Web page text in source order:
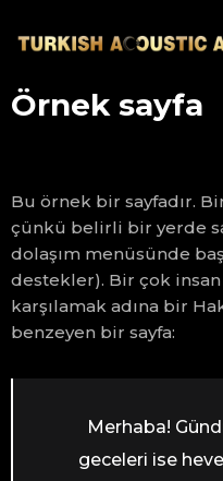
Örnek sayfa
Bu örnek bir sayfadır.
çünkü belirli bir yerde
dolaşım menüsünde
destekler). Bir çok
karşılamak adına bir
benzeyen bir sayfa:
Merhaba!
geceleri ise